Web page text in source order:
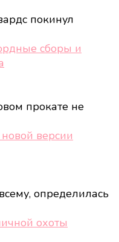
покинул
сборы и
прокате не
версии
определилась
охоты